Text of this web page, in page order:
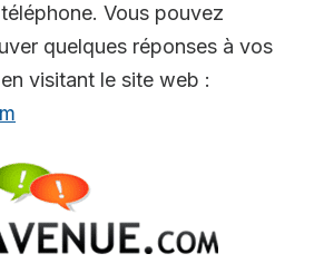
Vous pouvez
quelques réponses à vos
visitant le site web :